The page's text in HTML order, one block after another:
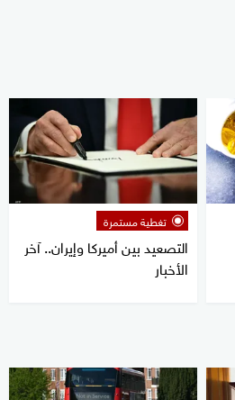
تغطية مستمرة
التصعيد بين أميركا وإيران.. آخر
الأخبار